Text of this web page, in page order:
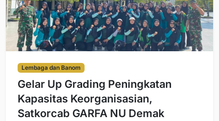
Lembaga dan Banom
Gelar Up Grading Peningkatan
Kapasitas Keorganisasian,
Satkorcab GARFA NU Demak